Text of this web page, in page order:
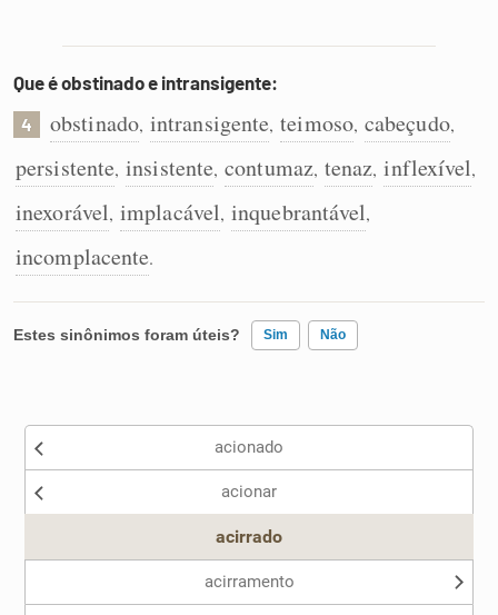
Que é obstinado e intransigente:
4 obstinado, intransigente, teimoso, cabeçudo,
persistente, insistente, contumaz, tenaz, inflexível,
inexorável, implacável, inquebrantável,
incomplacente.
Estes sinônimos foram úteis? Sim Não
Nenhum dos sinônimos apresentados me ajudou
acionado
acionar
acirrado
acirramento